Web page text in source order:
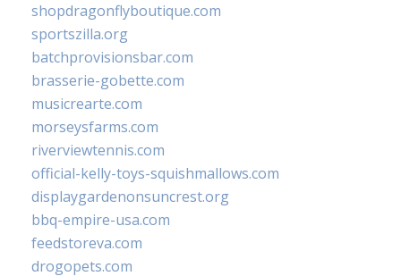
shopdragonflyboutique.com
sportszilla.org
batchprovisionsbar.com
brasserie-gobette.com
musicrearte.com
morseysfarms.com
riverviewtennis.com
official-kelly-toys-squishmallows.com
displaygardenonsuncrest.org
bbq-empire-usa.com
feedstoreva.com
drogopets.com